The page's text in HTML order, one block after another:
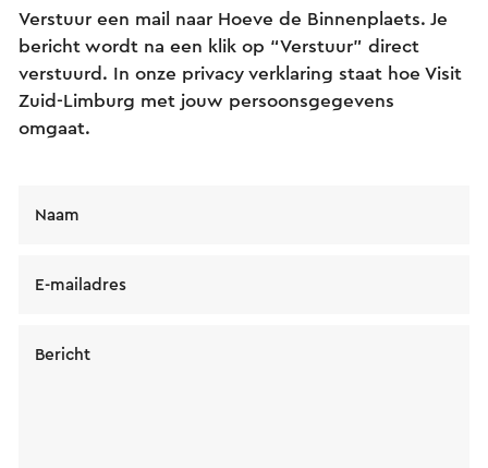
Verstuur een mail naar Hoeve de Binnenplaets. Je
bericht wordt na een klik op “Verstuur” direct
verstuurd. In onze privacy verklaring staat hoe Visit
Zuid-Limburg met jouw persoonsgegevens
omgaat.
Naam
E-mailadres
Bericht